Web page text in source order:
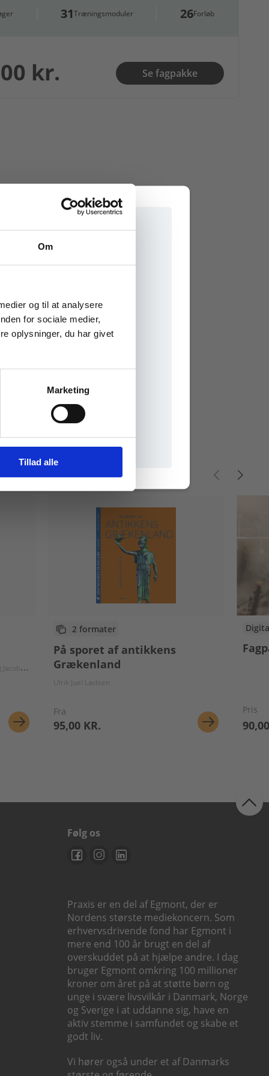
Om
og til at analysere
for sociale medier,
oplysninger, du har givet
Marketing
Tillad alle
31Træningsmoduler 26Forløb
kr. Se fagpakke
Ulrik Juel Lavtsen
Darger Helle Juhl Lassen Nikolaj Elf
2 formater
På sporet af antikkens
Grækenland
Ulrik Juel Lavtsen
Fra
95,00 KR.
Pris
Følg os
Praxis er en del af Egmont, der er
Nordens største mediekoncern. Som
erhvervsdrivende fond har Egmont i
mere end 100 år brugt en del af
overskuddet på at hjælpe andre. I dag
bruger Egmont omkring 100 millioner
kroner om året på at støtte børn og
unge i svære livsvilkår i Danmark, Norge
og Sverige i at uddanne sig, have en
aktiv stemme i samfundet og skabe et
godt liv.
Vi hører også under et af Danmarks
onlinematerialer